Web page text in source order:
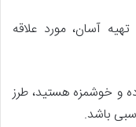
آسان، مورد علاقه
و خوشمزه هستید، طرز
باشد.